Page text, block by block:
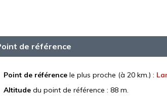
de référence
Point de référence le plus proche (à 20 km.) :
Altitude du point de référence : 88 m.